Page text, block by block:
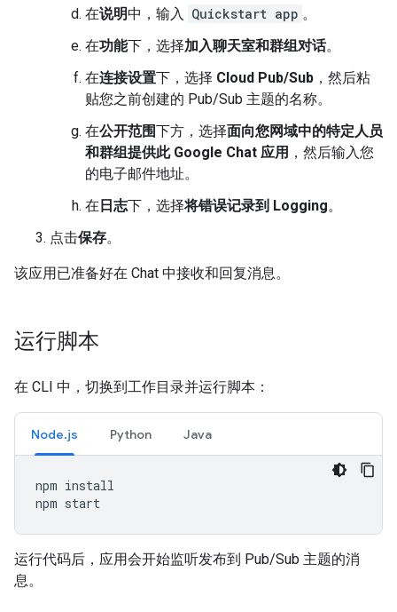
在说明中，输入 Quickstart app 。
在功能下，选择加入聊天室和群组对话。
在连接设置下，选择 Cloud Pub/Sub ，然后粘
贴您之前创建的 Pub/Sub 主题的名称。
在公开范围下方，选择面向您网域中的特定人员
和群组提供此 Google Chat 应用 ，然后输入您
的电子邮件地址。
在 日志下，选择将错误记录到 Logging。
点击保存。
该应用已准备好在 Chat 中接收和回复消息。
运行脚本
在 CLI 中，切换到工作目录并运行脚本：
Node.js Python Java
npm install
npm
运行代码后，应用会开始监听发布到 Pub/Sub 主题的消
息。